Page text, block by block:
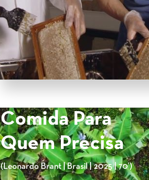
Comida Para
Quem Precisa
(Leonardo Brant | Brasil | 2025 | 70’)